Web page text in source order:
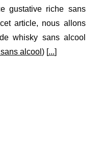
gustative riche sans
article, nous allons
whisky sans alcool
alcool ) [...]